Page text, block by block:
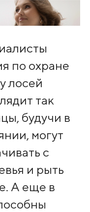
по охране
лосей
так
будучи в
могут
с
и рыть
А еще в